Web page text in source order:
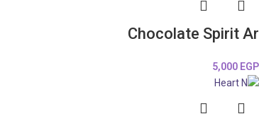
Chocolate Spirit Ar
5,000 EGP